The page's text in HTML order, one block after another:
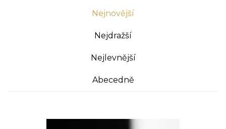
Nejnovější
Nejdražší
Nejlevnější
Abecedně